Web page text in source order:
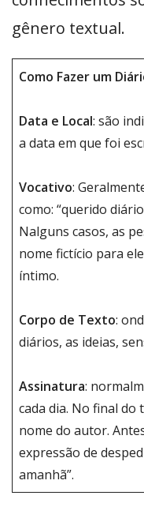
gênero textual.
Como Fazer um
Data e Local: são
a data em que foi
Vocativo:
como: “querido
Nalguns casos, as
nome fictício para
íntimo.
Corpo de Texto:
diários, as ideias,
Assinatura:
cada dia. No final
nome do autor.
expressão de
amanhã”.